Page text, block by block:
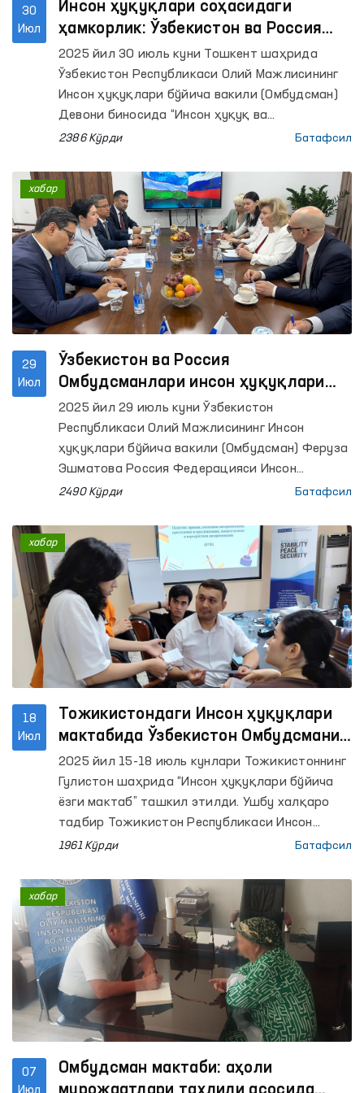
30
Июл
Инсон ҳуқуқлари соҳасидаги
ҳамкорлик: Ўзбекистон ва Россия
Омбудсманлари 2025–2026
йилларга мўлжалланган “Йўл
харитаси”ни имзолади
2025 йил 30 июль куни Тошкент шаҳрида
Ўзбекистон Республикаси Олий Мажлисининг
Инсон ҳуқуқлари бўйича вакили (Омбудсман)
Девони биносида “Инсон ҳуқуқ ва
эркинликларини ҳимоя қилишда инсон
ҳамкорликни мустаҳкамлаш” мавзусида
халқаро давра суҳбати бўлиб ўтди.
2386 Кўрди Батафсил
29
Июл
Ўзбекистон ва Россия
Омбудсманлари инсон ҳуқуқлари
соҳасидаги ҳамкорликни янада
мустаҳкамлаш масалаларини
муҳокама қилдилар
2025 йил 29 июль куни Ўзбекистон
Республикаси Олий Мажлисининг Инсон
ҳуқуқлари бўйича вакили (Омбудсман) Феруза
Эшматова Россия Федерацияси Инсон
ҳуқуқлари бўйича вакили Татьяна
2490 Кўрди Батафсил
хабар
18
Июл
Тожикистондаги Инсон ҳуқуқлари
мактабида Ўзбекистон Омбудсмани
вакили иштирок этди
2025 йил 15-18 июль кунлари Тожикистоннинг
Гулистон шаҳрида “Инсон ҳуқуқлари бўйича
ёзги мактаб” ташкил этилди. Ушбу халқаро
тадбир Тожикистон Республикаси Инсон
ҳуқуқлари бўйича вакили (Омбудсман) Девони
лойиҳалари координатори офиси кўмагида
ташкил этилди.
1961 Кўрди Батафсил
хабар
07
Омбудсман мактаби: аҳоли
хабар